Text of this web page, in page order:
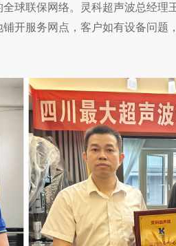
球联保网络。灵科超声波总经理
开服务网点，客户如有设备问题